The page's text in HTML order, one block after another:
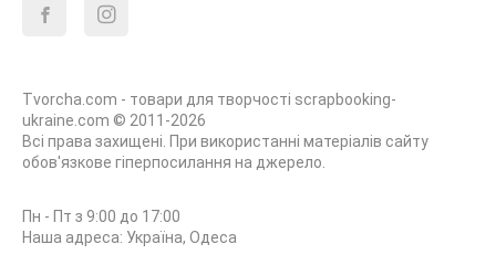
Tvorcha.com - товари для творчості scrapbooking-
ukraine.com © 2011-2026
Всі права захищені. При використанні матеріалів сайту
обов'язкове гіперпосилання на джерело.
Пн - Пт з 9:00 до 17:00
Наша адреса: Україна, Одеса